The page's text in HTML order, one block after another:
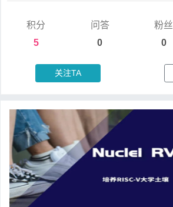
积分
5
问答
0
粉丝
0
关注TA